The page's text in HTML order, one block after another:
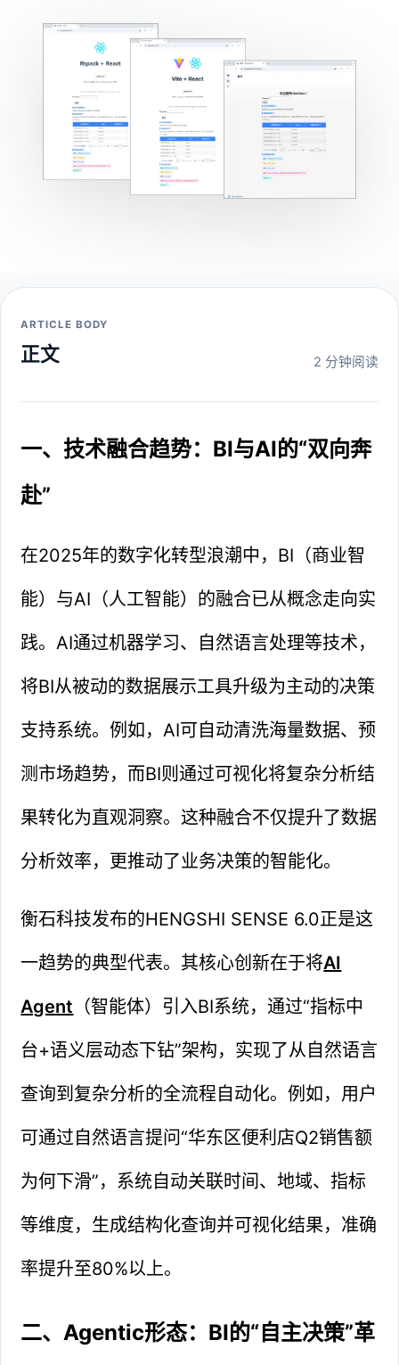
ARTICLE BODY
正文 2 分钟阅读
一、技术融合趋势：BI与AI的“双向奔
赴”
在2025年的数字化转型浪潮中，BI（商业智
能）与AI（人工智能）的融合已从概念走向实
践。AI通过机器学习、自然语言处理等技术，
将BI从被动的数据展示工具升级为主动的决策
支持系统。例如，AI可自动清洗海量数据、预
测市场趋势，而BI则通过可视化将复杂分析结
果转化为直观洞察。这种融合不仅提升了数据
分析效率，更推动了业务决策的智能化。
衡石科技发布的HENGSHI SENSE 6.0正是这
一趋势的典型代表。其核心创新在于将AI
Agent （智能体）引入BI系统，通过“指标中
台+语义层动态下钻”架构，实现了从自然语言
查询到复杂分析的全流程自动化。例如，用户
可通过自然语言提问“华东区便利店Q2销售额
为何下滑”，系统自动关联时间、地域、指标
等维度，生成结构化查询并可视化结果，准确
率提升至80%以上。
二、Agentic形态：BI的“自主决策”革